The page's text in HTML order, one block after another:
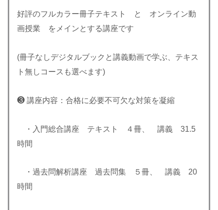
好評のフルカラー冊子テキスト と オンライン動
画授業 をメインとする講座です
(冊子なしデジタルブックと講義動画で学ぶ、テキス
ト無しコースも選べます)
❸ 講座内容：合格に必要不可欠な対策を凝縮
・入門総合講座 テキスト ４冊、 講義 31.5
時間
・過去問解析講座 過去問集 ５冊、 講義 20
時間